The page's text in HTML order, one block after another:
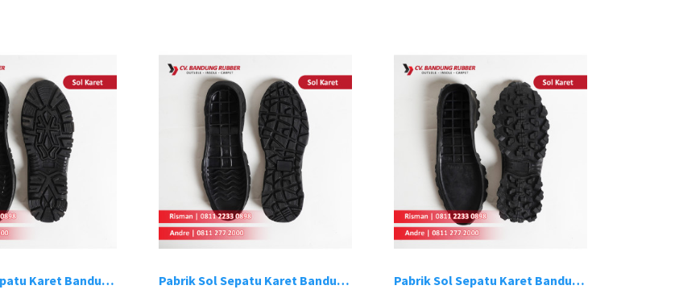
Pabrik Sol Sepatu Karet Bandung 14 Pabrik Sol Sepatu Karet Bandung 15 Pabrik Sol Sepatu Karet Bandung 16